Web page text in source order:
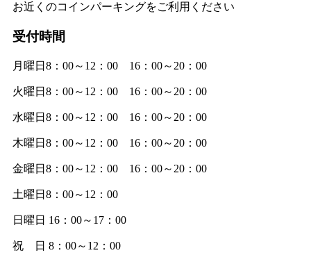
お近くのコインパーキングをご利用ください
受付時間
月曜日8：00～12：00 16：00～20：00
火曜日8：00～12：00 16：00～20：00
水曜日8：00～12：00 16：00～20：00
木曜日8：00～12：00 16：00～20：00
金曜日8：00～12：00 16：00～20：00
土曜日8：00～12：00
日曜日 16：00～17：00
祝 日 8：00～12：00